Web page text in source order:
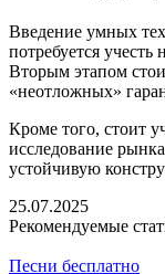
Введение умных
потребуется
Вторым этапом
«неотложных»
Кроме того, стоит
исследование
устойчивую
25.07.2025
Рекомендуемые
Песни бесплатно